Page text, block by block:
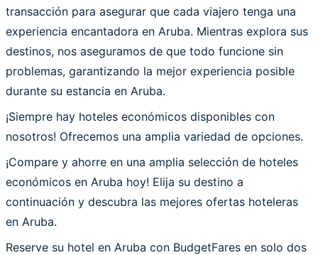
transacción para asegurar que cada viajero tenga una
experiencia encantadora en Aruba. Mientras explora sus
destinos, nos aseguramos de que todo funcione sin
problemas, garantizando la mejor experiencia posible
durante su estancia en Aruba.
¡Siempre hay hoteles económicos disponibles con
nosotros! Ofrecemos una amplia variedad de opciones.
¡Compare y ahorre en una amplia selección de hoteles
económicos en Aruba hoy! Elija su destino a
continuación y descubra las mejores ofertas hoteleras
en Aruba.
Reserve su hotel en Aruba con BudgetFares en solo dos